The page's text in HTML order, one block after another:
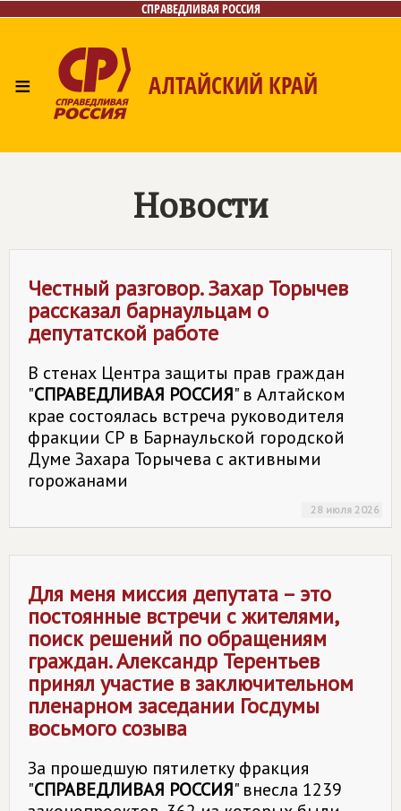
СПРАВЕДЛИВАЯ РОССИЯ
≡ АЛТАЙСКИЙ КРАЙ
Новости
Честный разговор. Захар Торычев
рассказал барнаульцам о
депутатской работе
В стенах Центра защиты прав граждан
"СПРАВЕДЛИВАЯ РОССИЯ" в Алтайском
крае состоялась встреча руководителя
фракции СР в Барнаульской городской
Думе Захара Торычева с активными
горожанами
28 июля 2026
Для меня миссия депутата – это
постоянные встречи с жителями,
поиск решений по обращениям
граждан. Александр Терентьев
принял участие в заключительном
пленарном заседании Госдумы
восьмого созыва
За прошедшую пятилетку фракция
"СПРАВЕДЛИВАЯ РОССИЯ" внесла 1239